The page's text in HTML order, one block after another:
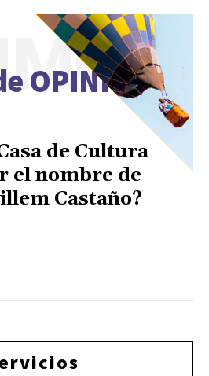
OPINIÓN
de Cultura
el nombre de
Castaño?